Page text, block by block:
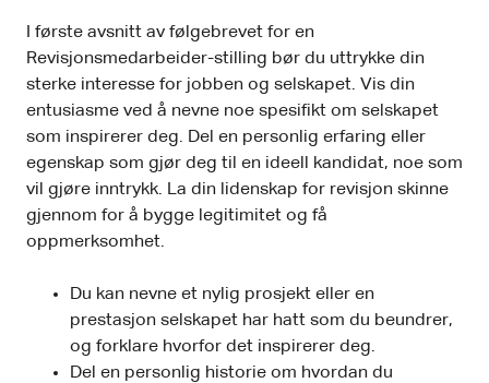
I første avsnitt av følgebrevet for en
Revisjonsmedarbeider-stilling bør du uttrykke din
sterke interesse for jobben og selskapet. Vis din
entusiasme ved å nevne noe spesifikt om selskapet
som inspirerer deg. Del en personlig erfaring eller
egenskap som gjør deg til en ideell kandidat, noe som
vil gjøre inntrykk. La din lidenskap for revisjon skinne
gjennom for å bygge legitimitet og få
oppmerksomhet.
Du kan nevne et nylig prosjekt eller en
prestasjon selskapet har hatt som du beundrer,
og forklare hvorfor det inspirerer deg.
Del en personlig historie om hvordan du